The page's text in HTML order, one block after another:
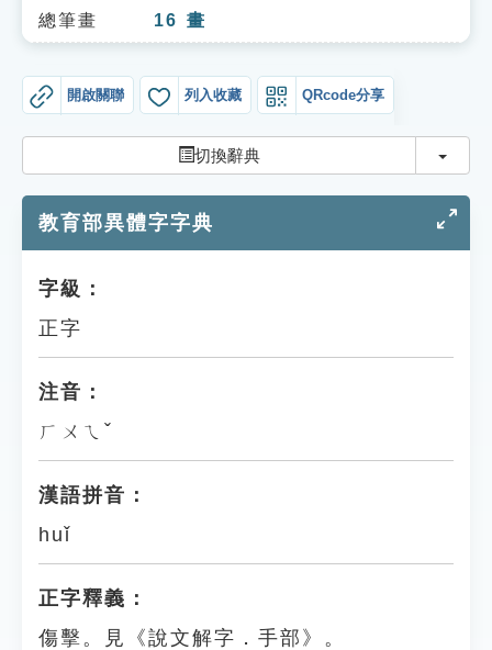
單字索引
貓頭鷹博士
總筆畫 16 畫
開啟關聯 列入收藏 QRcode分享
切換辭典 切換
教育部異體字字典
字級：
正字
注音：
ㄏㄨㄟˇ
漢語拼音：
huǐ
正字釋義：
傷擊。見《說文解字．手部》。